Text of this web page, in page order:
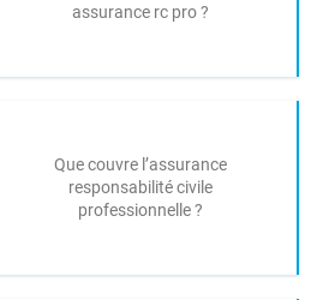
assurance rc pro ?
Que couvre l’assurance
responsabilité civile
professionnelle ?